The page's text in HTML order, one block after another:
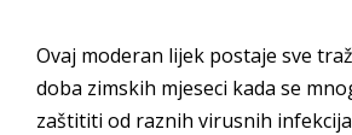
Ovaj moderan lijek postaje sve
doba zimskih mjeseci kada se
zaštititi od raznih virusnih